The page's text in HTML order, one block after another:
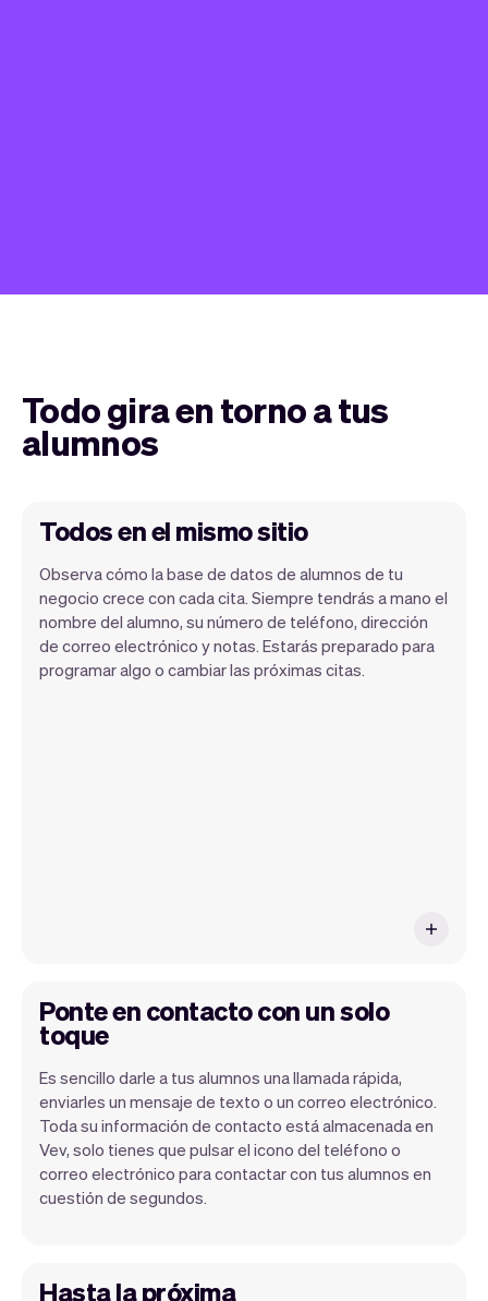
Todo gira en torno a tus
alumnos
Todos en el mismo sitio
Observa cómo la base de datos de alumnos de tu
negocio crece con cada cita. Siempre tendrás a mano el
nombre del alumno, su número de teléfono, dirección
de correo electrónico y notas. Estarás preparado para
programar algo o cambiar las próximas citas.
Ponte en contacto con un solo
toque
Es sencillo darle a tus alumnos una llamada rápida,
enviarles un mensaje de texto o un correo electrónico.
Toda su información de contacto está almacenada en
Vev, solo tienes que pulsar el icono del teléfono o
correo electrónico para contactar con tus alumnos en
cuestión de segundos.
Hasta la próxima